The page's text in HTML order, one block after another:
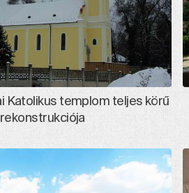
Katolikus templom teljes körű
rekonstrukciója